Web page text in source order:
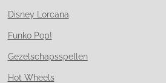
Disney Lorcana
Funko Pop!
Gezelschapsspellen
Hot Wheels